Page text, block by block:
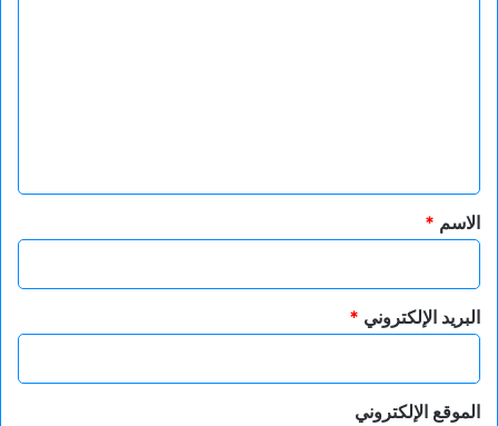
*
الاسم *
البريد الإلكتروني *
الموقع الإلكتروني